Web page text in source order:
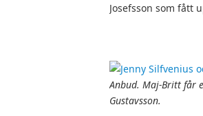
Josefsson som fått
Anbud. Maj-Britt får
Gustavsson.